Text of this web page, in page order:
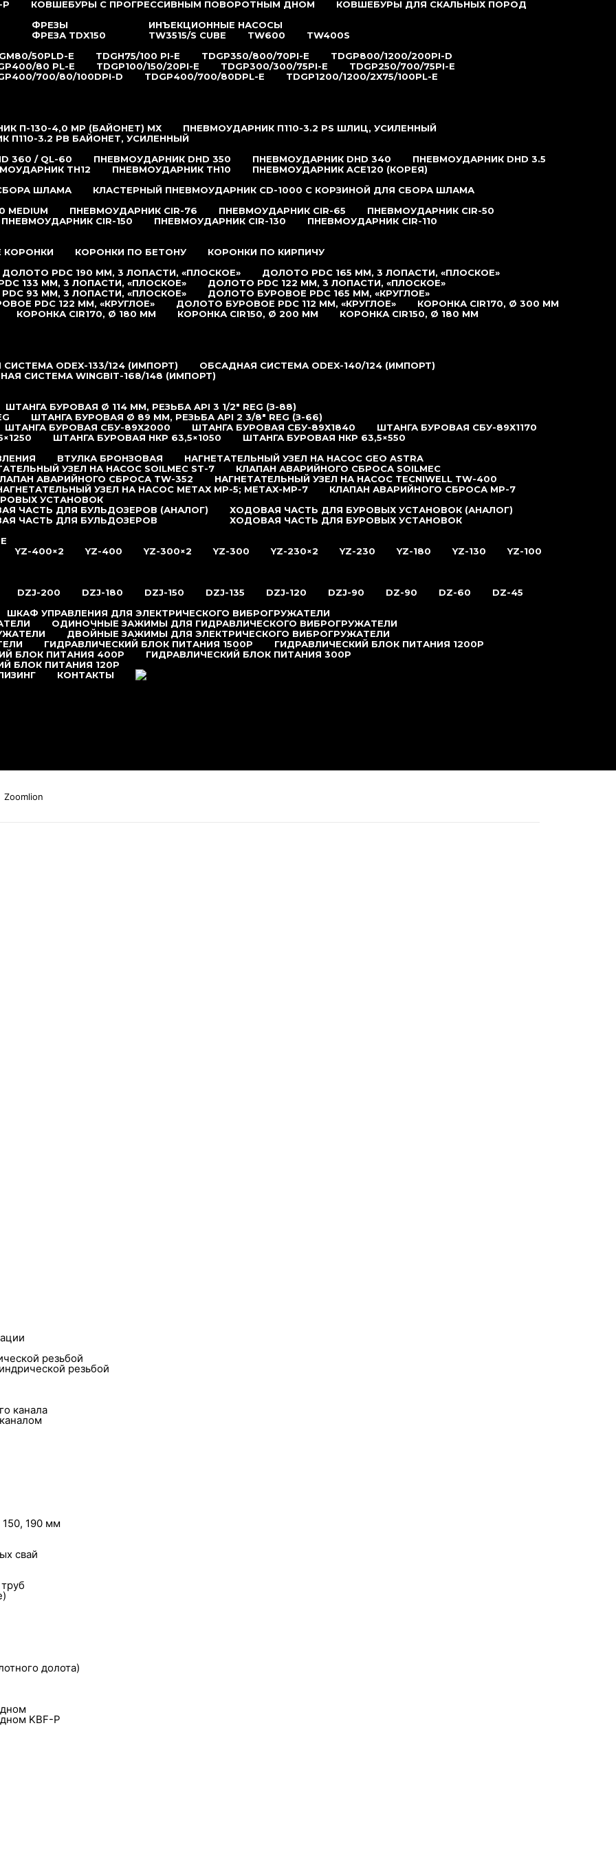
КОВШЕБУРЫ С ПРОГРЕССИВНЫМ ПОВОРОТНЫМ ДНОМ
КОВШЕБУРЫ ДЛЯ СКАЛЬНЫХ ПОРОД
ФРЕЗЫ
ФРЕЗА TDX150
ИНЪЕКЦИОННЫЕ НАСОСЫ
TW3515/S CUBE
TW600
TW400S
50PLD-E
TDGH75/100 PI-E TDGP350/800/70PI-E
TDGP800/1200/200PI-D
80 PL-E
TDGP100/150/20PI-E TDGP300/300/75PI-E
TDGP250/700/75PI-E
700/80/100DPI-D
TDGP400/700/80DPL-E TDGP1200/1200/2X75/100PL-E
П-130-4,0 MP (БАЙОНЕТ) МХ
ПНЕВМОУДАРНИК П110-3.2 РS ШЛИЦ, УСИЛЕННЫЙ
П110-3.2 РB БАЙОНЕТ, УСИЛЕННЫЙ
360 / QL-60
ПНЕВМОУДАРНИК DHD 350 ПНЕВМОУДАРНИК DHD 340
ПНЕВМОУДАРНИК DHD 3.5
TH12
ПНЕВМОУДАРНИК TH10
ПНЕВМОУДАРНИК ACE120 (КОРЕЯ)
ШЛАМА
КЛАСТЕРНЫЙ ПНЕВМОУДАРНИК CD-1000 С КОРЗИНОЙ ДЛЯ СБОРА ШЛАМА
ПНЕВМОУДАРНИК CIR-76 ПНЕВМОУДАРНИК CIR-65
ПНЕВМОУДАРНИК CIR-50
ПНЕВМОУДАРНИК CIR-150
ПНЕВМОУДАРНИК CIR-130 ПНЕВМОУДАРНИК CIR-110
КОРОНКИ КОРОНКИ ПО БЕТОНУ
КОРОНКИ ПО КИРПИЧУ
ДОЛОТО PDC 190 ММ, 3 ЛОПАСТИ, «ПЛОСКОЕ»
ДОЛОТО PDC 165 ММ, 3 ЛОПАСТИ, «ПЛОСКОЕ»
133 ММ, 3 ЛОПАСТИ, «ПЛОСКОЕ»
ДОЛОТО PDC 122 ММ, 3 ЛОПАСТИ, «ПЛОСКОЕ»
93 ММ, 3 ЛОПАСТИ, «ПЛОСКОЕ»
ДОЛОТО БУРОВОЕ PDC 165 ММ, «КРУГЛОЕ»
PDC 122 ММ, «КРУГЛОЕ»
ДОЛОТО БУРОВОЕ PDC 112 ММ, «КРУГЛОЕ»
КОРОНКА CIR170, Ø 300 ММ
КОРОНКА CIR170, Ø 180 ММ
КОРОНКА CIR150, Ø 200 ММ КОРОНКА CIR150, Ø 180 ММ
ODEX-133/124 (ИМПОРТ)
ОБСАДНАЯ СИСТЕМА ODEX-140/124 (ИМПОРТ)
СИСТЕМА WINGBIT-168/148 (ИМПОРТ)
ШТАНГА БУРОВАЯ Ø 114 ММ, РЕЗЬБА API 3 1/2″ REG (З-88)
ШТАНГА БУРОВАЯ Ø 89 ММ, РЕЗЬБА API 2 3/8″ REG (З-66)
ШТАНГА БУРОВАЯ СБУ-89Х2000
ШТАНГА БУРОВАЯ СБУ-89Х1840
ШТАНГА БУРОВАЯ СБУ-89Х1170
ШТАНГА БУРОВАЯ НКР 63,5×1050
ШТАНГА БУРОВАЯ НКР 63,5×550
ВТУЛКА БРОНЗОВАЯ
НАГНЕТАТЕЛЬНЫЙ УЗЕЛ НА НАСОС GEO ASTRA
УЗЕЛ НА НАСОС SOILMEC ST-7
КЛАПАН АВАРИЙНОГО СБРОСА SOILMEC
АВАРИЙНОГО СБРОСА TW-352
НАГНЕТАТЕЛЬНЫЙ УЗЕЛ НА НАСОС TECNIWELL TW-400
УЗЕЛ НА НАСОС METAX MP-5; METAX-MP-7
КЛАПАН АВАРИЙНОГО СБРОСА MP-7
УСТАНОВОК
ЧАСТЬ ДЛЯ БУЛЬДОЗЕРОВ (АНАЛОГ)
ЧАСТЬ ДЛЯ БУЛЬДОЗЕРОВ
ХОДОВАЯ ЧАСТЬ ДЛЯ БУРОВЫХ УСТАНОВОК (АНАЛОГ)
ХОДОВАЯ ЧАСТЬ ДЛЯ БУРОВЫХ УСТАНОВОК
YZ-400×2
YZ-400 YZ-300×2 YZ-300 YZ-230×2 YZ-230 YZ-180 YZ-130 YZ-100
DZJ-200 DZJ-180 DZJ-150 DZJ-135 DZJ-120 DZJ-90 DZ-90 DZ-60
DZ-45
ШКАФ УПРАВЛЕНИЯ ДЛЯ ЭЛЕКТРИЧЕСКОГО ВИБРОГРУЖАТЕЛИ
ОДИНОЧНЫЕ ЗАЖИМЫ ДЛЯ ГИДРАВЛИЧЕСКОГО ВИБРОГРУЖАТЕЛИ
ДВОЙНЫЕ ЗАЖИМЫ ДЛЯ ЭЛЕКТРИЧЕСКОГО ВИБРОГРУЖАТЕЛИ
ГИДРАВЛИЧЕСКИЙ БЛОК ПИТАНИЯ 1500P
ГИДРАВЛИЧЕСКИЙ БЛОК ПИТАНИЯ 1200P
БЛОК ПИТАНИЯ 400P
ГИДРАВЛИЧЕСКИЙ БЛОК ПИТАНИЯ 300P
БЛОК ПИТАНИЯ 120P
КОНТАКТЫ
Zoomlion
резьбой
резьбой
канала
150, 190 мм
свай
долота)
KBF-P